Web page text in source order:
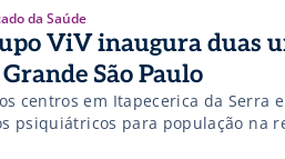
da Saúde
ViV inaugura duas
São Paulo
centros em Itapecerica da Serra
psiquiátricos para população na